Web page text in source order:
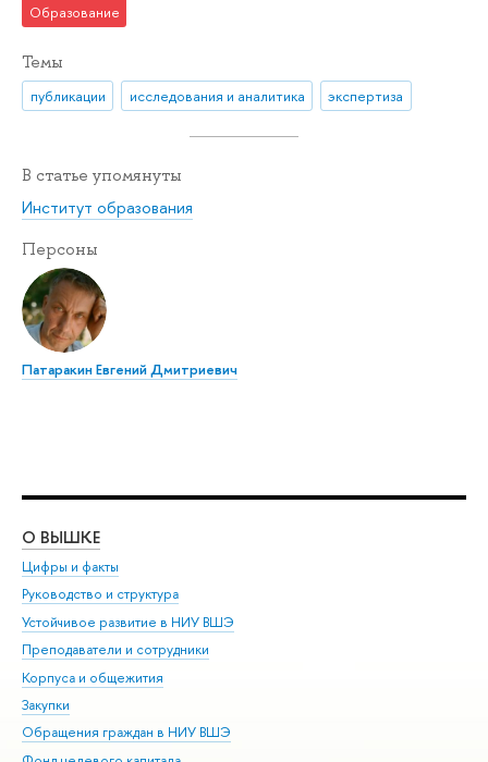
Образование
Темы
публикации исследования и аналитика экспертиза
В статье упомянуты
Институт образования
Персоны
Патаракин Евгений Дмитриевич
О ВЫШКЕ
Цифры и факты
Руководство и структура
Устойчивое развитие в НИУ ВШЭ
Преподаватели и сотрудники
Корпуса и общежития
Закупки
Обращения граждан в НИУ ВШЭ